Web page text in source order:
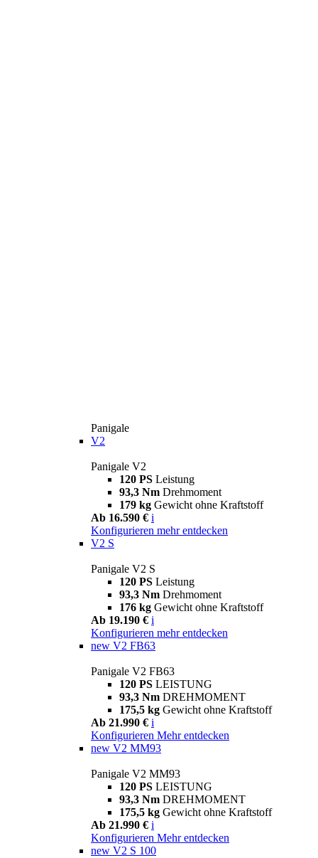
Panigale
V2
Panigale V2
120 PS Leistung
93,3 Nm Drehmoment
179 kg Gewicht ohne Kraftstoff
Ab 16.590 € i
Konfigurieren mehr entdecken
V2 S
Panigale V2 S
120 PS Leistung
93,3 Nm Drehmoment
176 kg Gewicht ohne Kraftstoff
Ab 19.190 € i
Konfigurieren mehr entdecken
new V2 FB63
Panigale V2 FB63
120 PS LEISTUNG
93,3 Nm DREHMOMENT
175,5 kg Gewicht ohne Kraftstoff
Ab 21.990 € i
Konfigurieren Mehr entdecken
new V2 MM93
Panigale V2 MM93
120 PS LEISTUNG
93,3 Nm DREHMOMENT
175,5 kg Gewicht ohne Kraftstoff
Ab 21.990 € i
Konfigurieren Mehr entdecken
new V2 S 100